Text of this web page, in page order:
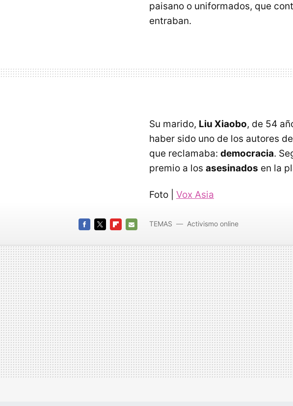
paisano o uniformados, que
entraban.
Su marido, Liu Xiaobo, de 54
haber sido uno de los autores
que reclamaba: democracia.
premio a los asesinados en la
Foto | Vox Asia
MAIL
TEMAS Activismo online